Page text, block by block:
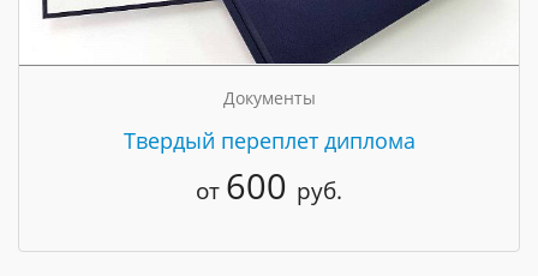
Документы
Твердый переплет диплома
от 600 руб.